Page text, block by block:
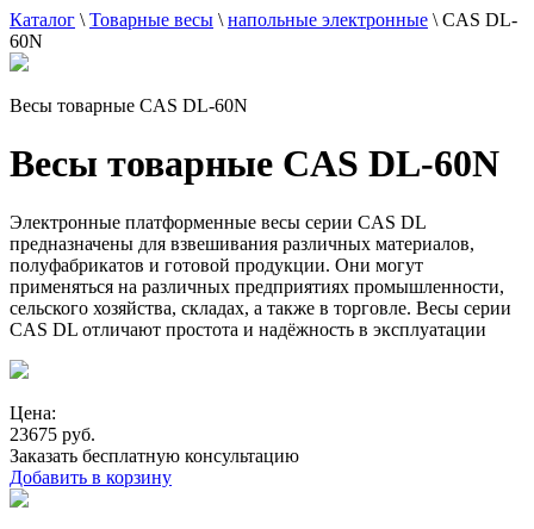
Каталог \ Товарные весы \ напольные электронные \ CAS DL-
60N
Весы товарные CAS DL-60N
Весы товарные CAS DL-60N
Электронные платформенные весы серии CAS DL
предназначены для взвешивания различных материалов,
полуфабрикатов и готовой продукции. Они могут
применяться на различных предприятиях промышленности,
сельского хозяйства, складах, а также в торговле. Весы серии
CAS DL отличают простота и надёжность в эксплуатации
Цена:
23675 руб.
Заказать бесплатную консультацию
Добавить в корзину